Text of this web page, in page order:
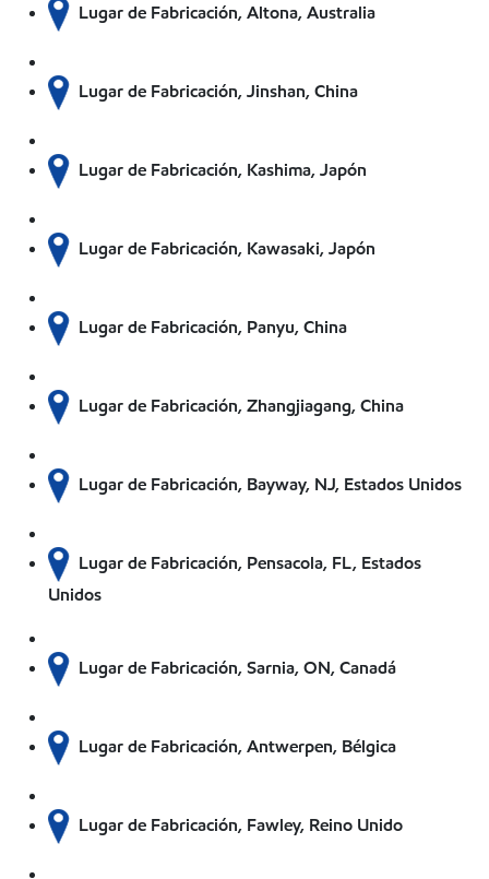
Lugar de Fabricación, Altona, Australia
Lugar de Fabricación, Jinshan, China
Lugar de Fabricación, Kashima, Japón
Lugar de Fabricación, Kawasaki, Japón
Lugar de Fabricación, Panyu, China
Lugar de Fabricación, Zhangjiagang, China
Lugar de Fabricación, Bayway, NJ, Estados Unidos
Lugar de Fabricación, Pensacola, FL, Estados
Unidos
Lugar de Fabricación, Sarnia, ON, Canadá
Lugar de Fabricación, Antwerpen, Bélgica
Lugar de Fabricación, Fawley, Reino Unido